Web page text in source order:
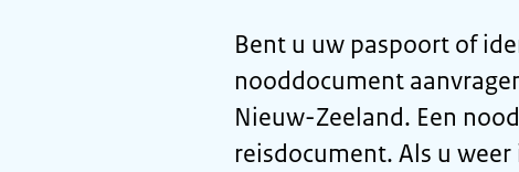
Bent u uw paspoort of
nooddocument
Nieuw-Zeeland. Een
reisdocument. Als u